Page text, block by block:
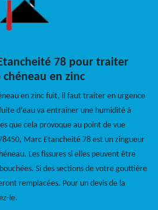
78 pour traiter
en zinc
en zinc fuit, il faut traiter en urgence
d’eau va entrainer une humidité à
que cela provoque au point de vue
Marc Etancheité 78 est un zingueur
Les fissures si elles peuvent être
Si des sections de votre gouttière
remplacées. Pour un devis de la
le.